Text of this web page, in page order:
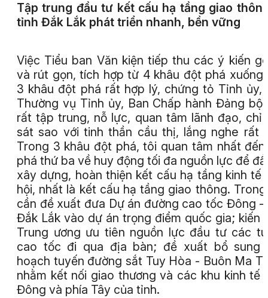
Tập trung đầu tư kết cấu hạ tầng giao
tỉnh Đắk Lắk phát triển nhanh, bền vững
Việc Tiểu ban Văn kiện tiếp thu các ý kiến
và rút gọn, tích hợp từ 4 khâu đột phá xuống
3 khâu đột phá rất hợp lý, chứng tỏ Tỉnh ủy,
Thường vụ Tỉnh ủy, Ban Chấp hành Đảng bộ
rất tập trung, nỗ lực, quan tâm lãnh đạo, chỉ
sát sao với tinh thần cầu thị, lắng nghe rất
Trong 3 khâu đột phá, tôi quan tâm nhất
phá thứ ba về huy động tối đa nguồn lực để
xây dựng, hoàn thiện kết cấu hạ tầng kinh tế
hội, nhất là kết cấu hạ tầng giao thông.
cần đề xuất đưa Dự án đường cao tốc Đông -
Đắk Lắk vào dự án trọng điểm quốc gia; kiến
Trung ương ưu tiên nguồn lực đầu tư các
cao tốc đi qua địa bàn; đề xuất bổ sung
hoạch tuyến đường sắt Tuy Hòa - Buôn Ma
nhằm kết nối giao thương và các khu kinh tế
Đông và phía Tây của tỉnh.